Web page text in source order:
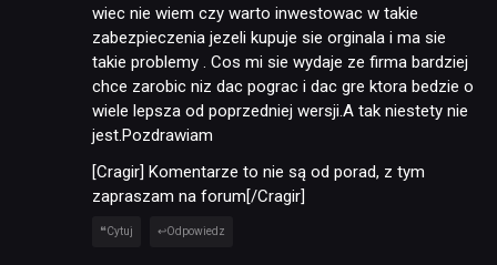
wiec nie wiem czy warto inwestowac w takie
zabezpieczenia jezeli kupuje sie orginala i ma sie
takie problemy . Cos mi sie wydaje ze firma bardziej
chce zarobic niz dac pograc i dac gre ktora bedzie o
wiele lepsza od poprzedniej wersji.A tak niestety nie
jest.Pozdrawiam
[Cragir] Komentarze to nie są od porad, z tym
zapraszam na forum[/Cragir]
Cytuj Odpowiedz